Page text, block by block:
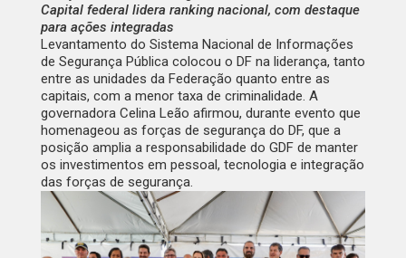
Capital federal lidera ranking nacional, com destaque
para ações integradas
Levantamento do Sistema Nacional de Informações
de Segurança Pública colocou o DF na liderança, tanto
entre as unidades da Federação quanto entre as
capitais, com a menor taxa de criminalidade. A
governadora Celina Leão afirmou, durante evento que
homenageou as forças de segurança do DF, que a
posição amplia a responsabilidade do GDF de manter
os investimentos em pessoal, tecnologia e integração
das forças de segurança.